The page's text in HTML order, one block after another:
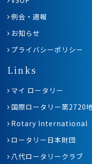
例会・週報
お知らせ
プライバシーポリシー
Links
マイ ロータリー
国際ロータリー第2720
Rotary International
ロータリー日本財団
八代ロータリークラブ